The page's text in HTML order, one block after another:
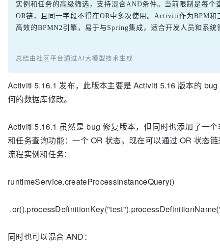
实例和任务的高级筛选，支持混合AND条件。当前限制是每个
OR链，且同一字段不得在OR中多次使用。Activiti作为BPM和
高效的BPMN2引擎，易于与Spring集成，适合开发人员和系统
总结由社区平台通过AI大模型技术生成
Activiti 5.16.1 发布，此版本主要是 Activiti 5.16 版本的
何的数据库修改。
Activiti 5.16.1 虽然是 bug 修复版本，但同时也添加了一
和任务查询功能：一个 OR 状态。现在可以通过 OR 状态
流程实例和任务：
runtimeService.createProcessInstanceQuery()
同时也可以混合 AND：